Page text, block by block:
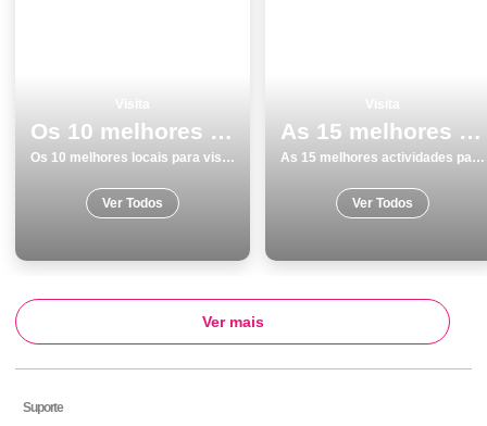
Os 10 melhores locais para visitar em Viana do Castelo
Os 10 melhores locais para visitar em Viana do Castelo
Ver Todos
As 15 melhores actividades para fazer e visitar em Peniche
As 15 melhores actividades para fazer e visitar em Peniche
Ver Todos
Ver mais
Suporte